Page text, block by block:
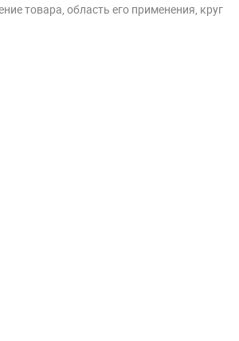
товара, область его применения, круг